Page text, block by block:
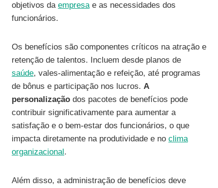
objetivos da empresae as necessidades dos
funcionários.
Os benefícios são componentes críticos na atração e
retenção de talentos. Incluem desde planos de
saúde, vales-alimentação e refeição, até programas
de bônus e participação nos lucros. A
personalização dos pacotes de benefícios pode
contribuir significativamente para aumentar a
satisfação e o bem-estar dos funcionários, o que
impacta diretamente na produtividade e no clima
organizacional .
Além disso, a administração de benefícios deve